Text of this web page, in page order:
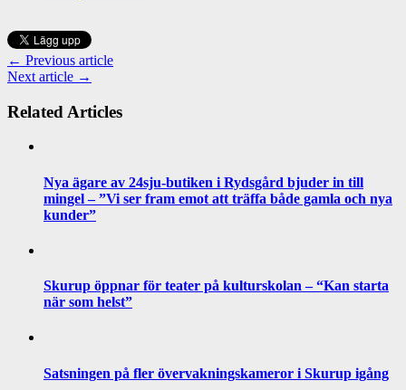
← Previous article
Next article →
Related Articles
Nya ägare av 24sju-butiken i Rydsgård bjuder in till
mingel – ”Vi ser fram emot att träffa både gamla och nya
kunder”
Skurup öppnar för teater på kulturskolan – “Kan starta
när som helst”
Satsningen på fler övervakningskameror i Skurup igång